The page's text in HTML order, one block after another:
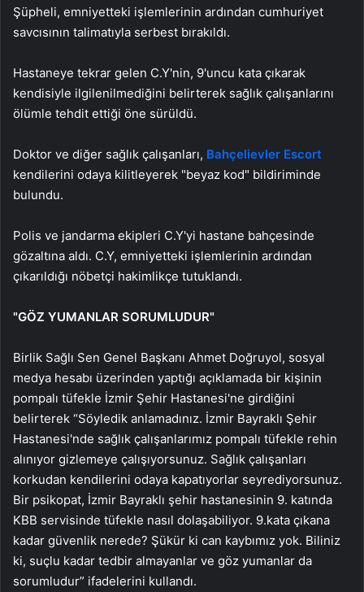
Şüpheli, emniyetteki işlemlerinin ardından cumhuriyet
savcısının talimatıyla serbest bırakıldı.
Hastaneye tekrar gelen C.Y'nin, 9'uncu kata çıkarak
kendisiyle ilgilenilmediğini belirterek sağlık çalışanlarını
ölümle tehdit ettiği öne sürüldü.
Doktor ve diğer sağlık çalışanları, Bahçelievler Escort
kendilerini odaya kilitleyerek "beyaz kod" bildiriminde
bulundu.
Polis ve jandarma ekipleri C.Y'yi hastane bahçesinde
gözaltına aldı. C.Y, emniyetteki işlemlerinin ardından
çıkarıldığı nöbetçi hakimlikçe tutuklandı.
"GÖZ YUMANLAR SORUMLUDUR"
Birlik Sağlı Sen Genel Başkanı Ahmet Doğruyol, sosyal
medya hesabı üzerinden yaptığı açıklamada bir kişinin
pompalı tüfekle İzmir Şehir Hastanesi'ne girdiğini
belirterek “Söyledik anlamadınız. İzmir Bayraklı Şehir
Hastanesi'nde sağlık çalışanlarımız pompalı tüfekle rehin
alınıyor gizlemeye çalışıyorsunuz. Sağlık çalışanları
korkudan kendilerini odaya kapatıyorlar seyrediyorsunuz.
Bir psikopat, İzmir Bayraklı şehir hastanesinin 9. katında
KBB servisinde tüfekle nasıl dolaşabiliyor. 9.kata çıkana
kadar güvenlik nerede? Şükür ki can kaybımız yok. Biliniz
ki, suçlu kadar tedbir almayanlar ve göz yumanlar da
sorumludur” ifadelerini kullandı.